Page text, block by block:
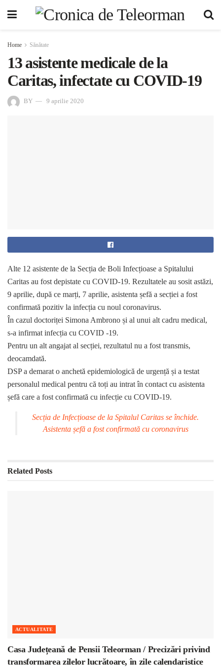
Home Sănătate
13 asistente medicale de la
Caritas, infectate cu COVID-19
BY 9 aprilie 2020
Alte 12 asistente de la Secția de Boli Infecțioase a Spitalului
Caritas au fost depistate cu COVID-19. Rezultatele au sosit astăzi,
9 aprilie, după ce marți, 7 aprilie, asistenta șefă a secției a fost
confirmată pozitiv la infecția cu noul coronavirus.
În cazul doctoriței Simona Ambrono și al unui alt cadru medical,
s-a infirmat infecția cu COVID -19.
Pentru un alt angajat al secției, rezultatul nu a fost transmis,
deocamdată.
DSP a demarat o anchetă epidemiologică de urgență și a testat
personalul medical pentru că toți au intrat în contact cu asistenta
șefă care a fost confirmată cu infecție cu COVID-19.
Secția de Infecțioase de la Spitalul Caritas se închide.
Asistenta șefă a fost confirmată cu coronavirus
Related Posts
ACTUALITATE
Casa Județeană de Pensii Teleorman / Precizări privind
transformarea zilelor lucrătoare, în zile calendaristice